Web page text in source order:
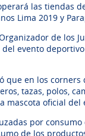
las tiendas
Lima 2019 y
de los
evento
que en los
tazas, polos,
mascota oficial del
por
de los